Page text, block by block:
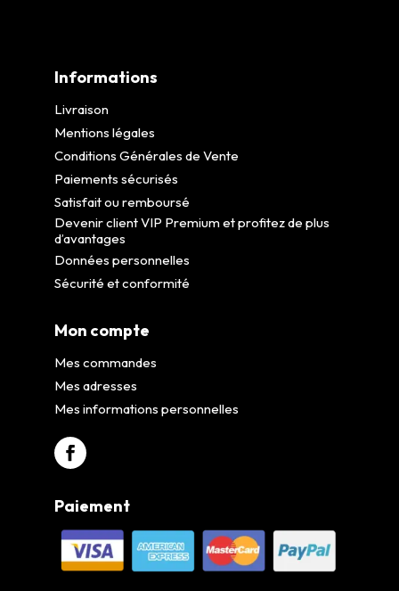
Informations
Livraison
Mentions légales
Conditions Générales de Vente
Paiements sécurisés
Satisfait ou remboursé
Devenir client VIP Premium et profitez de plus
d’avantages
Données personnelles
Sécurité et conformité
Mon compte
Mes commandes
Mes adresses
Mes informations personnelles
Paiement